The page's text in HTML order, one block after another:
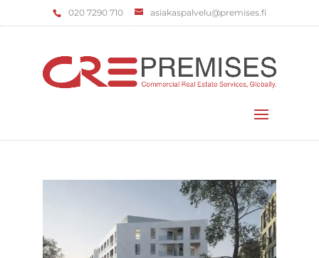
‌020 7290 710 asiakaspalvelu@premises.fi